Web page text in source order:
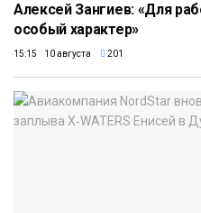
Алексей Зангиев: «Для
особый характер»
15:15 10 августа 201